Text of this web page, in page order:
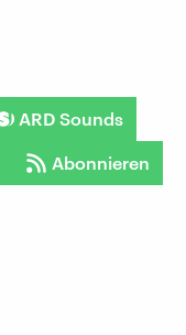
ARD Sounds
Abonnieren